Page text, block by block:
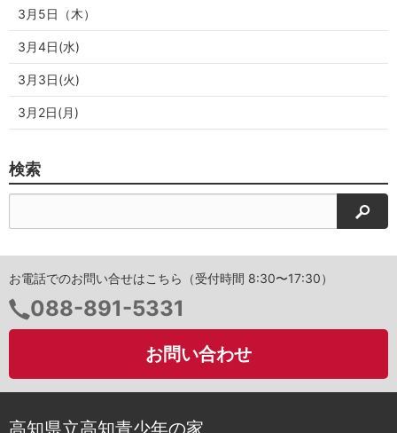
3月5日（木）
3月4日(水)
3月3日(火)
3月2日(月)
検索
検索
お電話でのお問い合せはこちら（受付時間 8:30〜17:30）
電
話
号：
088-891-5331
お問い合わせ
高知県立高知青少年の家